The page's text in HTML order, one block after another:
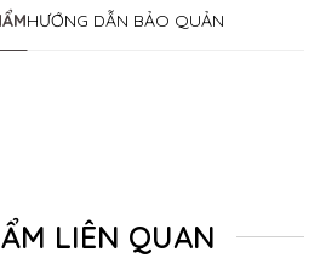
HƯỚNG DẪN BẢO QUẢN
LIÊN QUAN